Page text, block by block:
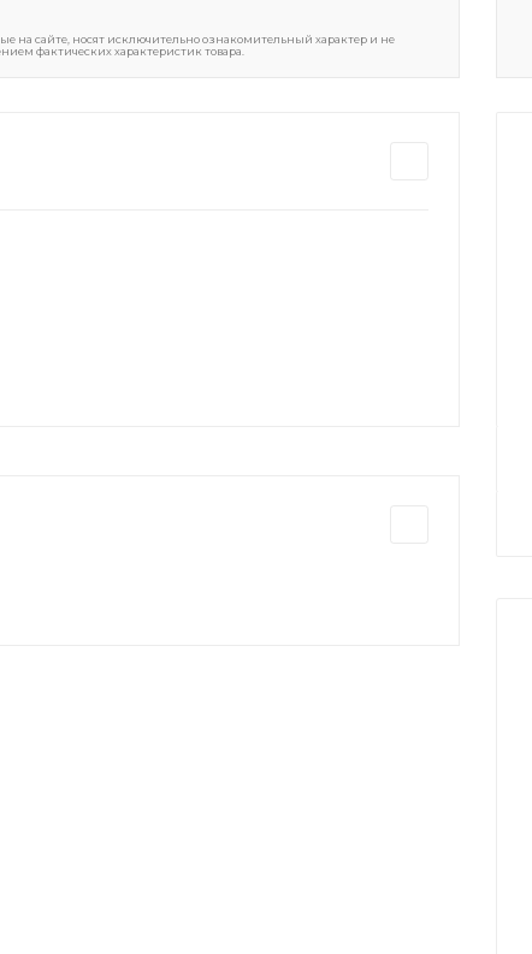
на сайте, носят исключительно ознакомительный характер и не
фактических характеристик товара.